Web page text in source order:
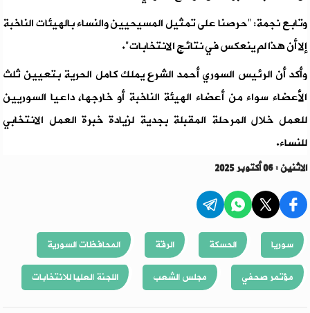
وتابع نجمة: "حرصنا على تمثيل المسيحيين والنساء بالهيئات الناخبة
إلا أن هذا لم ينعكس في نتائج الانتخابات".
وأكد أن الرئيس السوري أحمد الشرع يملك كامل الحرية بتعيين ثلث
الأعضاء سواء من أعضاء الهيئة الناخبة أو خارجها، داعيا السوريين
للعمل خلال المرحلة المقبلة بجدية لزيادة خبرة العمل الانتخابي
للنساء.
الاثنين : 06 أكتوبر 2025
سوريا الحسكة الرقة
المحافظات السورية
مؤتمر صحفي
مجلس الشعب اللجنة العليا للانتخابات